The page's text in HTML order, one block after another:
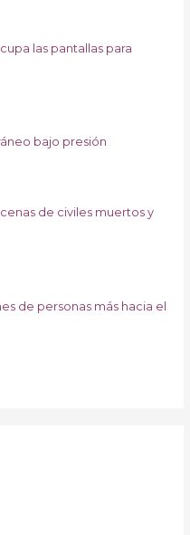
las pantallas para
bajo presión
de civiles muertos y
de personas más hacia el